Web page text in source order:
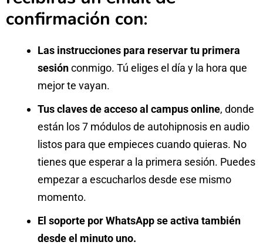
confirmación con:
Las instrucciones para reservar tu primera
sesiónconmigo. Tú eliges el día y la hora que
mejor te vayan.
Tus claves de acceso al campus online, donde
están los 7 módulos de autohipnosis en audio
listos para que empieces cuando quieras. No
tienes que esperar a la primera sesión. Puedes
empezar a escucharlos desde ese mismo
momento.
El soporte por WhatsApp se activa también
desde el minuto uno.